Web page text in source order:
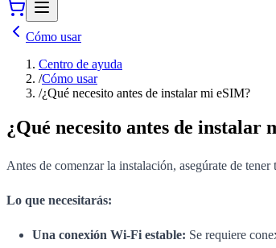
Cómo usar
Centro de ayuda
/Cómo usar
/¿Qué necesito antes de instalar mi eSIM?
¿Qué necesito antes de instalar
Antes de comenzar la instalación, asegúrate de
Lo que necesitarás:
Una conexión Wi-Fi estable: Se requiere